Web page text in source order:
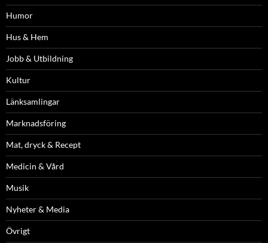
Humor
Hus & Hem
Jobb & Utbildning
Kultur
Länksamlingar
Marknadsföring
Mat, dryck & Recept
Medicin & Vård
Musik
Nyheter & Media
Övrigt